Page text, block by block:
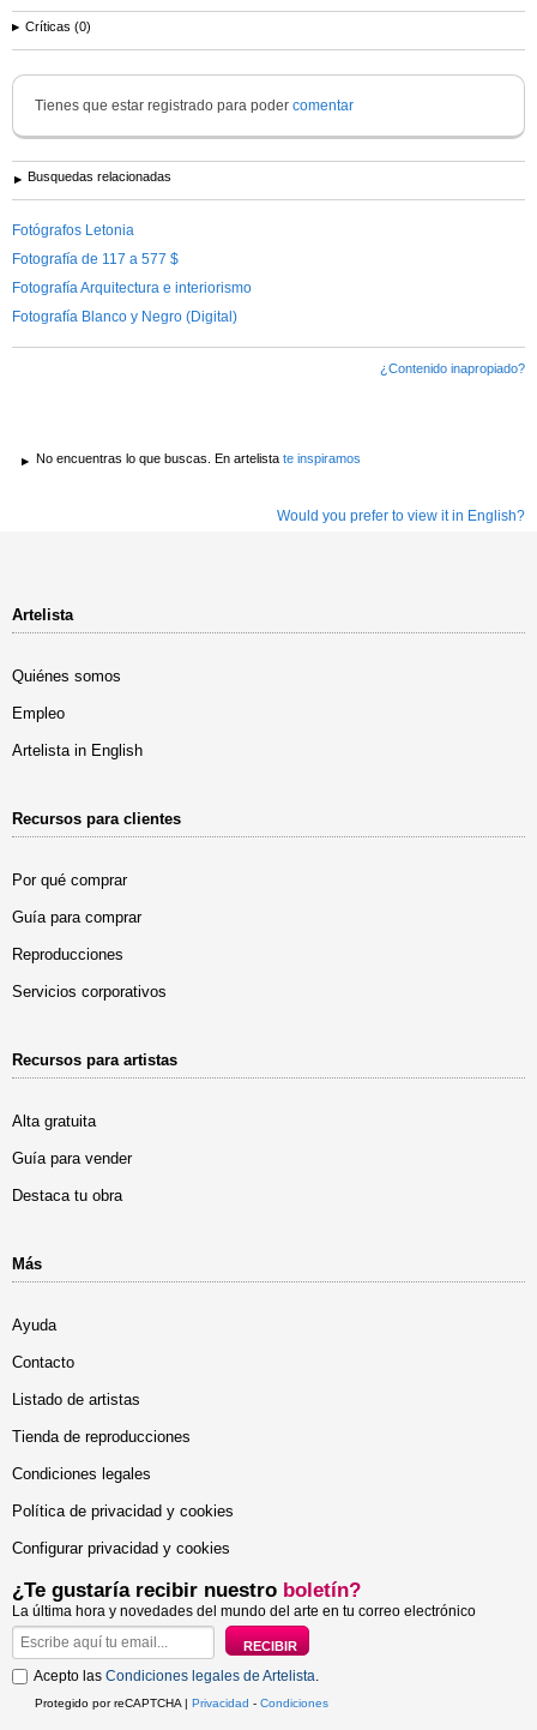
Críticas (0)
Tienes que estar registrado para poder comentar
Busquedas relacionadas
Fotógrafos Letonia
Fotografía de 117 a 577 $
Fotografía Arquitectura e interiorismo
Fotografía Blanco y Negro (Digital)
¿Contenido inapropiado?
No encuentras lo que buscas. En artelista te inspiramos
Would you prefer to view it in English?
Artelista
Quiénes somos
Empleo
Artelista in English
Recursos para clientes
Por qué comprar
Guía para comprar
Reproducciones
Servicios corporativos
Recursos para artistas
Alta gratuita
Guía para vender
Destaca tu obra
Más
Ayuda
Contacto
Listado de artistas
Tienda de reproducciones
Condiciones legales
Política de privacidad y cookies
Configurar privacidad y cookies
¿Te gustaría recibir nuestro boletín?
La última hora y novedades del mundo del arte en tu correo electrónico
Acepto las Condiciones legales de Artelista.
Protegido por reCAPTCHA | Privacidad - Condiciones